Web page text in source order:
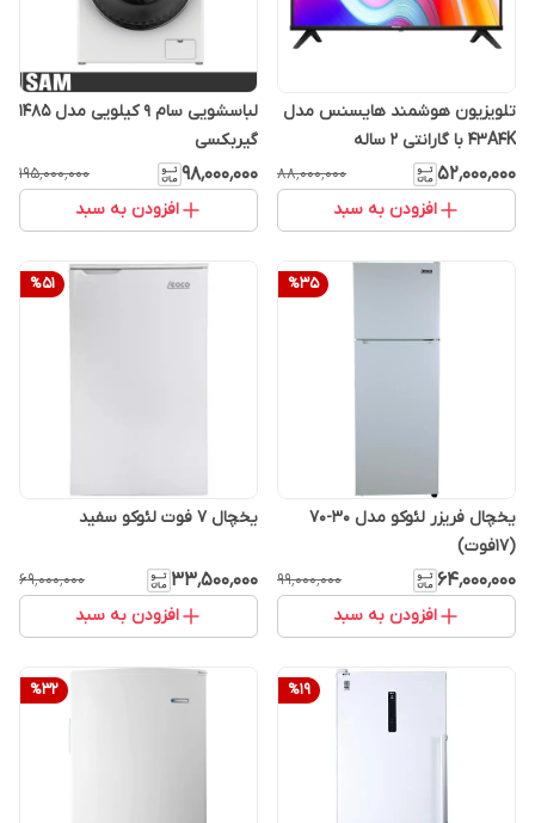
تلویزیون هوشمند هایسنس مدل
43A4K با گارانتی 2 ساله
۵۲٬۰۰۰٬۰۰۰ ۸۸٬۰۰۰٬۰۰۰
افزودن به سبد
لباسشویی سام 9 کیلویی مدل 1485
گیربکسی
۹۸٬۰۰۰٬۰۰۰ ۱۹۵٬۰۰۰٬۰۰۰
افزودن به سبد
%35
یخچال فریزر لئوکو مدل 30-70
(17فوت)
۶۴٬۰۰۰٬۰۰۰ ۹۹٬۰۰۰٬۰۰۰
افزودن به سبد
%51
یخچال 7 فوت لئوکو سفید
۳۳٬۵۰۰٬۰۰۰ ۶۹٬۰۰۰٬۰۰۰
افزودن به سبد
%19
%32